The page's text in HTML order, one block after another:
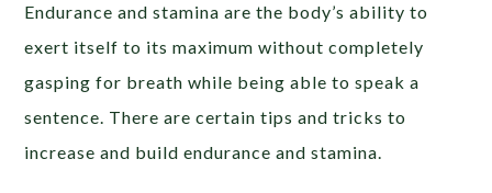
Endurance and stamina are the body’s ability to
exert itself to its maximum without completely
gasping for breath while being able to speak a
sentence. There are certain tips and tricks to
increase and build endurance and stamina.